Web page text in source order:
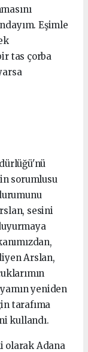
Eşimle
tas çorba
sorumlusu
sesini
Arslan,
yeniden
tarafıma
kullandı.
olarak Adana